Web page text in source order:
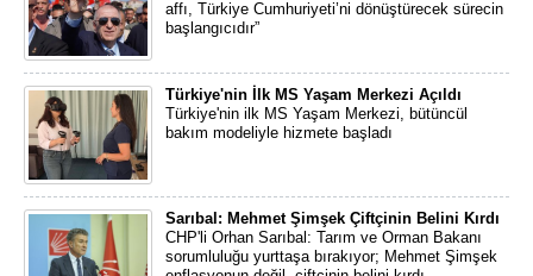
affı, Türkiye Cumhuriyeti’ni dönüştürecek sürecin
başlangıcıdır”
Türkiye'nin İlk MS Yaşam Merkezi Açıldı
Türkiye'nin ilk MS Yaşam Merkezi, bütüncül
bakım modeliyle hizmete başladı
Sarıbal: Mehmet Şimşek Çiftçinin Belini Kırdı
CHP'li Orhan Sarıbal: Tarım ve Orman Bakanı
sorumluluğu yurttaşa bırakıyor; Mehmet Şimşek